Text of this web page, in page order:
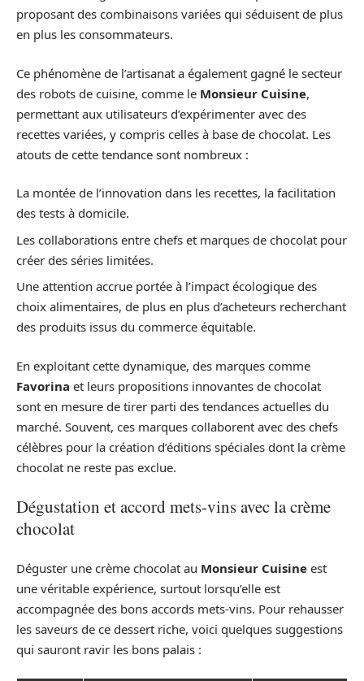
proposant des combinaisons variées qui séduisent de plus
en plus les consommateurs.
Ce phénomène de l’artisanat a également gagné le secteur
des robots de cuisine, comme le Monsieur Cuisine,
permettant aux utilisateurs d’expérimenter avec des
recettes variées, y compris celles à base de chocolat. Les
atouts de cette tendance sont nombreux :
La montée de l’innovation dans les recettes, la facilitation
des tests à domicile.
Les collaborations entre chefs et marques de chocolat pour
créer des séries limitées.
Une attention accrue portée à l’impact écologique des
choix alimentaires, de plus en plus d’acheteurs recherchant
des produits issus du commerce équitable.
En exploitant cette dynamique, des marques comme
Favorina et leurs propositions innovantes de chocolat
sont en mesure de tirer parti des tendances actuelles du
marché. Souvent, ces marques collaborent avec des chefs
célèbres pour la création d’éditions spéciales dont la crème
chocolat ne reste pas exclue.
Dégustation et accord mets-vins avec la crème
chocolat
Déguster une crème chocolat au Monsieur Cuisine est
une véritable expérience, surtout lorsqu’elle est
accompagnée des bons accords mets-vins. Pour rehausser
les saveurs de ce dessert riche, voici quelques suggestions
qui sauront ravir les bons palais :